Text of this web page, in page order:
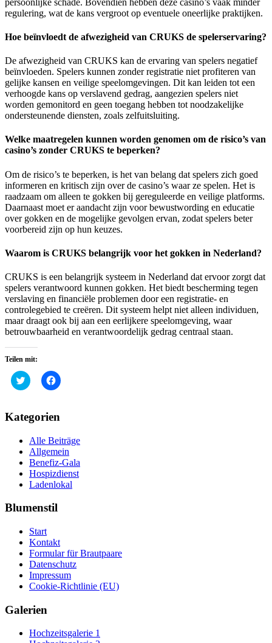
regulering, wat de kans vergroot op eventuele oneerlijke praktijken.
Hoe beïnvloedt de afwezigheid van CRUKS de spelerservaring?
De afwezigheid van CRUKS kan de ervaring van spelers negatief
beïnvloeden. Spelers kunnen zonder registratie niet profiteren van
gelijke kansen en veilige speelomgevingen. Dit kan leiden tot een
verhoogde kans op verslavend gedrag, aangezien spelers niet
worden gemonitord en geen toegang hebben tot noodzakelijke
ondersteunende diensten, zoals zelfuitsluiting.
Welke maatregelen kunnen worden genomen om de risico’s van
casino’s zonder CRUKS te beperken?
Om de risico’s te beperken, is het van belang dat spelers zich goed
informeren en kritisch zijn over de casino’s waar ze spelen. Het is
raadzaam om alleen te gokken bij gereguleerde en veilige platforms.
Daarnaast moet er aandacht zijn voor bewustwording en educatie
over gokken en de mogelijke gevolgen ervan, zodat spelers beter
voorbereid zijn op hun keuzes.
Waarom is CRUKS belangrijk voor het gokken in Nederland?
CRUKS is een belangrijk systeem in Nederland dat ervoor zorgt dat
spelers verantwoord kunnen gokken. Het biedt bescherming tegen
verslaving en financiële problemen door een registratie- en
controlegebied te creëren. Dit systeem helpt niet alleen individuen,
maar draagt ook bij aan een eerlijkere speelomgeving, waar
betrouwbaarheid en verantwoordelijk gedrag centraal staan.
Teilen mit:
Klick,
um
teilen
(Wird
neuem
Fenster
geöffnet)
Klick,
um
teilen
neuem
Fenster
geöffnet)
Kategorien
Alle Beiträge
Allgemein
Benefiz-Gala
Hospizdienst
Ladenlokal
Blumenstil
Start
Kontakt
Formular für Brautpaare
Datenschutz
Impressum
Cookie-Richtlinie (EU)
Galerien
Hochzeitsgalerie 1